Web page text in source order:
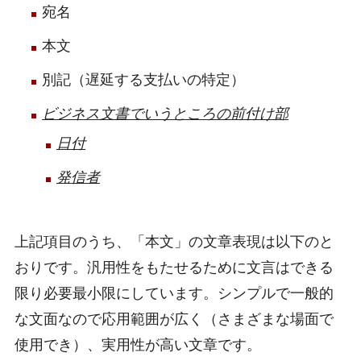
宛名
本文
別記（遅延する支払いの特定）
ビジネス文書でいうところの前付け部
日付
発信者
上記項目のうち、「本文」の文章表現は以下のと
おりです。汎用性をもたせるために文言はできる
限り必要最小限にしています。シンプルで一般的
な文面なので応用範囲が広く（さまざまな場面で
使用でき）、実用性が高い文章です。